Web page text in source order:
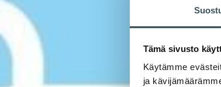
Tämä sivusto
Käytämme
ja